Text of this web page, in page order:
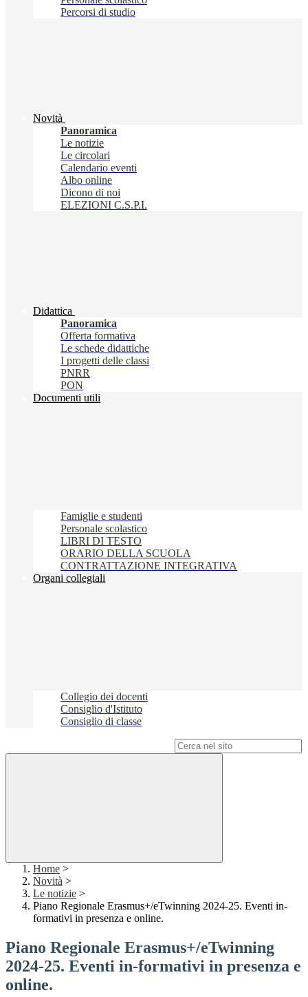
Percorsi di studio
Novità
Panoramica
Le notizie
Le circolari
Calendario eventi
Albo online
Dicono di noi
ELEZIONI C.S.P.I.
Didattica
Panoramica
Offerta formativa
Le schede didattiche
I progetti delle classi
PNRR
PON
Documenti utili
Famiglie e studenti
Personale scolastico
LIBRI DI TESTO
ORARIO DELLA SCUOLA
CONTRATTAZIONE INTEGRATIVA
Organi collegiali
Collegio dei docenti
Consiglio d'Istituto
Consiglio di classe
Home >
Novità >
Le notizie >
Piano Regionale Erasmus+/eTwinning 2024-25. Eventi in-
formativi in presenza e online.
Piano Regionale Erasmus+/eTwinning
2024-25. Eventi in-formativi in presenza e
online.